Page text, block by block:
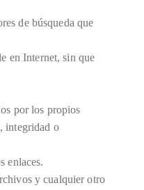
de búsqueda que
en Internet, sin que
por los propios
integridad o
enlaces.
y cualquier otro